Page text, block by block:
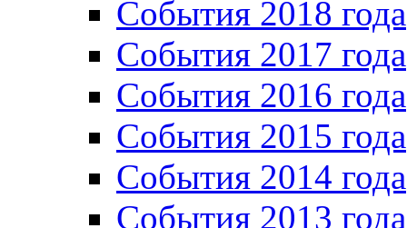
События 2018 года
События 2017 года
События 2016 года
События 2015 года
События 2014 года
События 2013 года